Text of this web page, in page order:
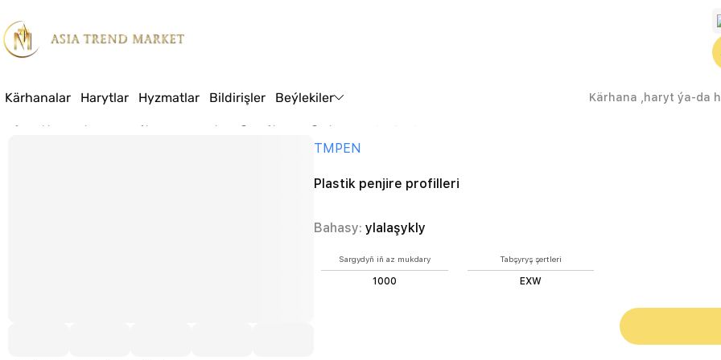
Kärhanalar Harytlar Hyzmatlar Bildirişler Beýlekiler
TMPEN
Plastik penjire profilleri
Bahasy: ylalaşykly
Sargydyň iň az mukdary
1000
Tabşyryş şertleri
EXW